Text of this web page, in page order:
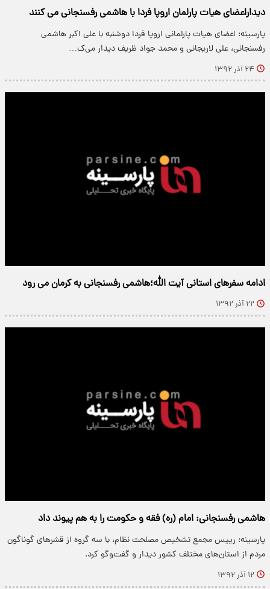
دیداراعضای هیات پارلمان اروپا فردا با هاشمی رفسنجانی می کنند
پارسینه: اعضای هیات پارلمانی اروپا فردا دوشنبه با علی اکبر هاشمی
رفسنجانی، علی لاریجانی و محمد جواد ظریف دیدار می‌ک…
۲۴ آذر ۱۳۹۲
ادامه سفرهای استانی آیت الله؛هاشمی رفسنجانی به کرمان می رود
۲۲ آذر ۱۳۹۲
هاشمی رفسنجانی: امام (ره) فقه و حکومت را به هم پیوند داد
پارسینه: رییس مجمع تشخیص مصلحت نظام، با سه گروه از قشرهای گوناگون
مردم از استان‌های مختلف کشور دیدار و گفت‌وگو کرد.
۱۲ آذر ۱۳۹۲